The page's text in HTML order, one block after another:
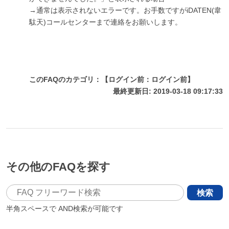
→通常は表示されないエラーです。お手数ですがiDATEN(韋
駄天)コールセンターまで連絡をお願いします。
このFAQのカテゴリ：【ログイン前：ログイン前】
最終更新日: 2019-03-18 09:17:33
その他のFAQを探す
検索
半角スペースでAND検索が可能です